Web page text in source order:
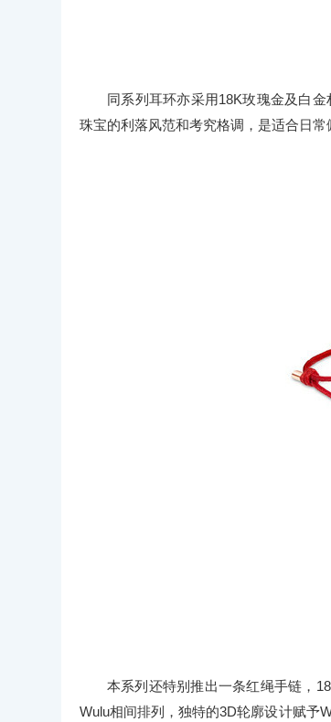
同系列耳环亦采用18K玫瑰金及白
珠宝的利落风范和考究格调，是适合日常
本系列还特别推出一条红绳手链，
Wulu相间排列，独特的3D轮廓设计赋予